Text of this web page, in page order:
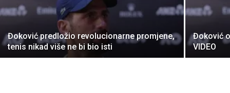
Đoković predložio revolucionarne promjene,
tenis nikad više ne bi bio isti
Đoković
VIDEO